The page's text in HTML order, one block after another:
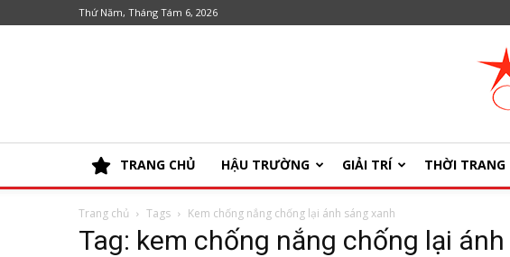
Thứ Năm, Tháng Tám 6, 2026
TRANG CHỦ HẬU TRƯỜNG GIẢI TRÍ THỜI TRANG
Trang chủ Tags Kem chống nắng chống lại ánh sáng xanh
Tag: kem chống nắng chống lại